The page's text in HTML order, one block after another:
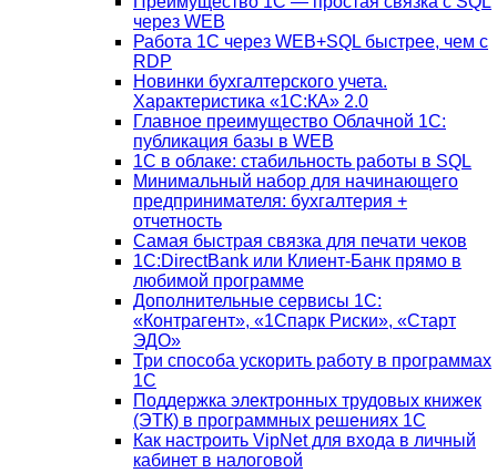
через WEB
Работа 1С через WEB+SQL быстрее, чем с
RDP
Новинки бухгалтерского учета.
Характеристика «1С:КА» 2.0
Главное преимущество Облачной 1С:
публикация базы в WEB
1С в облаке: стабильность работы в SQL
Минимальный набор для начинающего
предпринимателя: бухгалтерия +
отчетность
Самая быстрая связка для печати чеков
1С:DirectBank или Клиент-Банк прямо в
любимой программе
Дополнительные сервисы 1С:
«Контрагент», «1Спарк Риски», «Старт
ЭДО»
Три способа ускорить работу в программах
1С
Поддержка электронных трудовых книжек
(ЭТК) в программных решениях 1С
Как настроить VipNet для входа в личный
кабинет в налоговой